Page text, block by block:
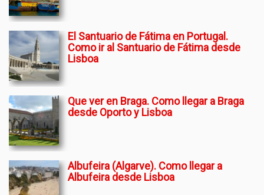
El Santuario de Fátima en Portugal.
Como ir al Santuario de Fátima desde
Lisboa
Que ver en Braga. Como llegar a Braga
desde Oporto y Lisboa
Albufeira (Algarve). Como llegar a
Albufeira desde Lisboa